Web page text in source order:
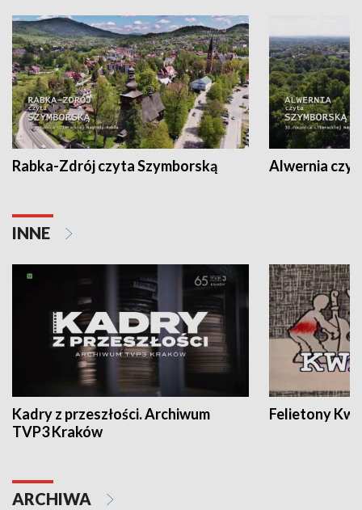
Rabka-Zdrój czyta Szymborską Alwernia
INNE
Kadry z przeszłości. Archiwum
TVP3 Kraków
Felietony
ARCHIWA